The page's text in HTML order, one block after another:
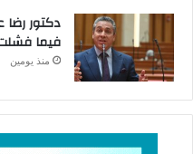
دكتور رضا
فيما
منذ يومين